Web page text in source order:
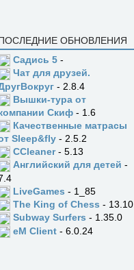
ОБНОВЛЕНИЯ
Садись 5 -
Чат для друзей.
- 2.8.4
Вышки-тура от
Скиф - 1.6
Качественные матрасы
Sleep&fly - 2.5.2
CCleaner- 5.13
Английский для детей -
LiveGames - 1_85
The King of Chess - 13.10
Subway Surfers - 1.35.0
eM Client - 6.0.24